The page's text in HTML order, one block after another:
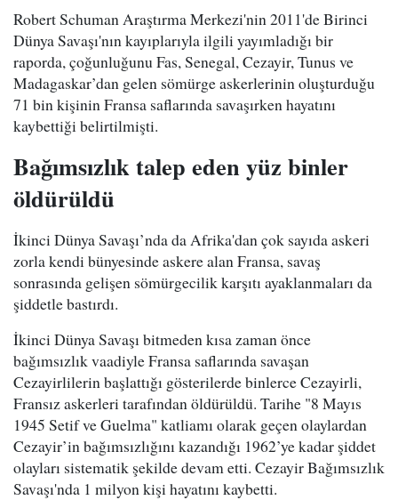
Robert Schuman Araştırma Merkezi'nin 2011'de Birinci
Dünya Savaşı'nın kayıplarıyla ilgili yayımladığı bir
raporda, çoğunluğunu Fas, Senegal, Cezayir, Tunus ve
Madagaskar’dan gelen sömürge askerlerinin oluşturduğu
71 bin kişinin Fransa saflarında savaşırken hayatını
kaybettiği belirtilmişti.
Bağımsızlık talep eden yüz binler
öldürüldü
İkinci Dünya Savaşı’nda da Afrika'dan çok sayıda askeri
zorla kendi bünyesinde askere alan Fransa, savaş
sonrasında gelişen sömürgecilik karşıtı ayaklanmaları da
şiddetle bastırdı.
İkinci Dünya Savaşı bitmeden kısa zaman önce
bağımsızlık vaadiyle Fransa saflarında savaşan
Cezayirlilerin başlattığı gösterilerde binlerce Cezayirli,
Fransız askerleri tarafından öldürüldü. Tarihe "8 Mayıs
1945 Setif ve Guelma" katliamı olarak geçen olaylardan
Cezayir’in bağımsızlığını kazandığı 1962’ye kadar şiddet
olayları sistematik şekilde devam etti. Cezayir Bağımsızlık
Savaşı'nda 1 milyon kişi hayatını kaybetti.